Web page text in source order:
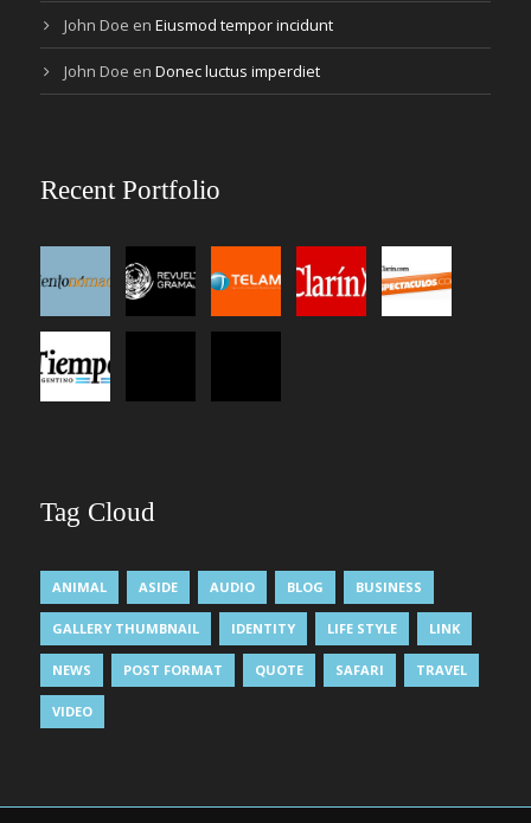
John Doe en Eiusmod tempor incidunt
John Doe en Donec luctus imperdiet
Recent Portfolio
Tag Cloud
ANIMAL ASIDE AUDIO BLOG BUSINESS
GALLERY THUMBNAIL IDENTITY LIFE STYLE LINK
NEWS POST FORMAT QUOTE SAFARI TRAVEL
VIDEO